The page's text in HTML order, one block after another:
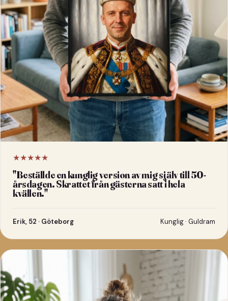
★★★★★
"Beställde en kunglig version av mig själv till 50-
årsdagen. Skrattet från gästerna satt i hela
kvällen."
Erik, 52 · Göteborg Kunglig · Guldram